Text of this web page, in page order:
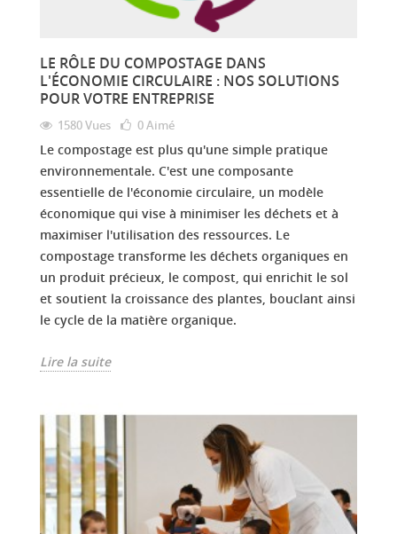
LE RÔLE DU COMPOSTAGE DANS
L'ÉCONOMIE CIRCULAIRE : NOS SOLUTIONS
POUR VOTRE ENTREPRISE
1580 Vues 0Aimé
Le compostage est plus qu'une simple pratique
environnementale. C'est une composante
essentielle de l'économie circulaire, un modèle
économique qui vise à minimiser les déchets et à
maximiser l'utilisation des ressources. Le
compostage transforme les déchets organiques en
un produit précieux, le compost, qui enrichit le sol
et soutient la croissance des plantes, bouclant ainsi
le cycle de la matière organique.
Lire la suite